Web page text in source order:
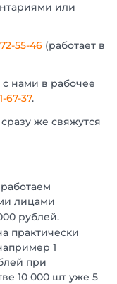
или
55-46 (работает в
с нами в рабочее
67-37.
же свяжутся
лицами
рублей.
практически
1
при
10 000 шт уже 5